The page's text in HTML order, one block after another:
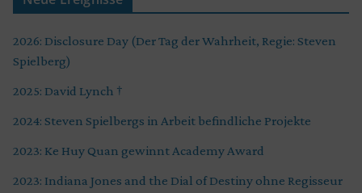
2026: Disclosure Day (Der Tag der Wahrheit, Regie: Steven
Spielberg)
2025: David Lynch †
2024: Steven Spielbergs in Arbeit befindliche Projekte
2023: Ke Huy Quan gewinnt Academy Award
2023: Indiana Jones and the Dial of Destiny ohne Regisseur